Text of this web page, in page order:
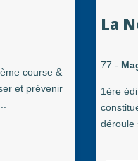
course &
et prévenir
La
77 -
1ère
déroule